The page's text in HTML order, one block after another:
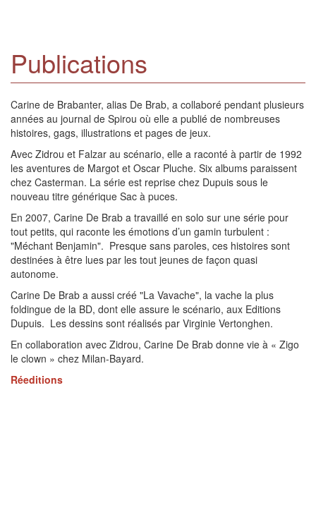
Publications
Carine de Brabanter, alias De Brab, a collaboré pendant plusieurs
années au journal de Spirou où elle a publié de nombreuses
histoires, gags, illustrations et pages de jeux.
Avec Zidrou et Falzar au scénario, elle a raconté à partir de 1992
les aventures de Margot et Oscar Pluche. Six albums paraissent
chez Casterman. La série est reprise chez Dupuis sous le
nouveau titre générique Sac à puces.
En 2007, Carine De Brab a travaillé en solo sur une série pour
tout petits, qui raconte les émotions d’un gamin turbulent :
"Méchant Benjamin". Presque sans paroles, ces histoires sont
destinées à être lues par les tout jeunes de façon quasi
autonome.
Carine De Brab a aussi créé "La Vavache", la vache la plus
foldingue de la BD, dont elle assure le scénario, aux Editions
Dupuis. Les dessins sont réalisés par Virginie Vertonghen.
En collaboration avec Zidrou, Carine De Brab donne vie à « Zigo
le clown » chez Milan-Bayard.
Réeditions